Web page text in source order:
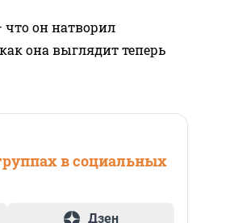
что он натворил
она выглядит теперь
в социальных
Дзен